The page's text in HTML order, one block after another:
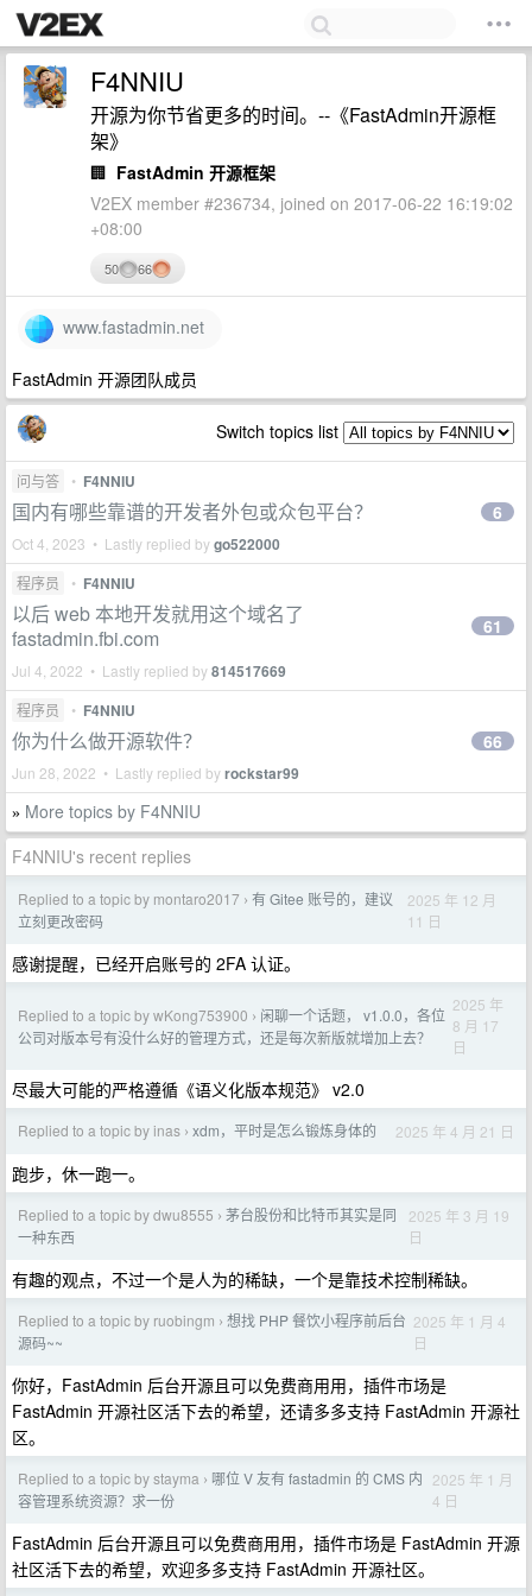
F4NNIU
开源为你节省更多的时间。--《FastAdmin开源框
架》
🏢 FastAdmin 开源框架
V2EX member #236734, joined on 2017-06-22 16:19:02
+08:00
50 66
www.fastadmin.net
FastAdmin 开源团队成员
Switch topics list
问与答 • F4NNIU
国内有哪些靠谱的开发者外包或众包平台？
Oct 4, 2023 • Lastly replied bygo522000
6
程序员 • F4NNIU
以后 web 本地开发就用这个域名了
fastadmin.fbi.com
Jul 4, 2022 • Lastly replied by814517669
61
程序员 • F4NNIU
你为什么做开源软件？
Jun 28, 2022 • Lastly replied byrockstar99
66
» More topics by F4NNIU
F4NNIU's recent replies
Replied to a topic by montaro2017 › 有 Gitee 账号的，建议
立刻更改密码
2025 年 12 月
11 日
感谢提醒，已经开启账号的 2FA 认证。
Replied to a topic by wKong753900 › 闲聊一个话题， v1.0.0，各位
公司对版本号有没什么好的管理方式，还是每次新版就增加上去？
2025 年
8 月 17
日
尽最大可能的严格遵循《语义化版本规范》 v2.0
Replied to a topic by inas › xdm，平时是怎么锻炼身体的 2025 年 4 月 21 日
跑步，休一跑一。
Replied to a topic by dwu8555 › 茅台股份和比特币其实是同
一种东西
2025 年 3 月 19
日
有趣的观点，不过一个是人为的稀缺，一个是靠技术控制稀缺。
Replied to a topic by ruobingm › 想找 PHP 餐饮小程序前后台
源码~~
2025 年 1 月 4
日
你好，FastAdmin 后台开源且可以免费商用用，插件市场是
FastAdmin 开源社区活下去的希望，还请多多支持 FastAdmin 开源社
区。
Replied to a topic by stayma › 哪位 V 友有 fastadmin 的 CMS 内
容管理系统资源？求一份
2025 年 1 月
4 日
FastAdmin 后台开源且可以免费商用用，插件市场是 FastAdmin 开源
社区活下去的希望，欢迎多多支持 FastAdmin 开源社区。